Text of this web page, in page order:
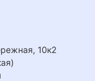
10к2